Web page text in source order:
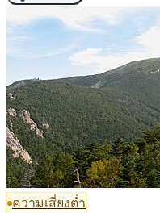
ความเสี่ยงต่ำ